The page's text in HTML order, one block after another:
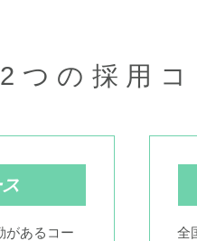
2つの採用コ
があるコー
全